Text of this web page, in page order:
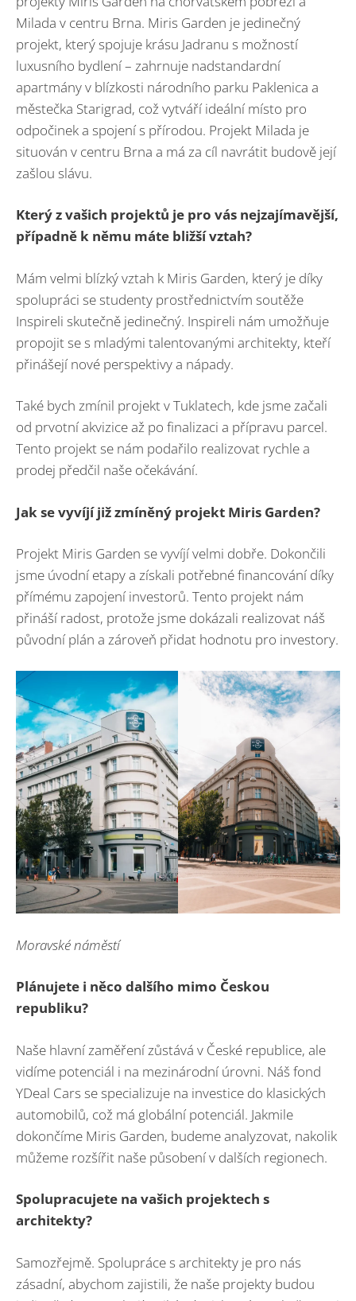
Milada v centru Brna. Miris Garden je jedinečný
projekt, který spojuje krásu Jadranu s možností
luxusního bydlení – zahrnuje nadstandardní
apartmány v blízkosti národního parku Paklenica a
městečka Starigrad, což vytváří ideální místo pro
odpočinek a spojení s přírodou. Projekt Milada je
situován v centru Brna a má za cíl navrátit budově její
zašlou slávu.
Který z vašich projektů je pro vás nejzajímavější,
případně k němu máte bližší vztah?
Mám velmi blízký vztah k Miris Garden, který je díky
spolupráci se studenty prostřednictvím soutěže
Inspireli skutečně jedinečný. Inspireli nám umožňuje
propojit se s mladými talentovanými architekty, kteří
přinášejí nové perspektivy a nápady.
Také bych zmínil projekt v Tuklatech, kde jsme začali
od prvotní akvizice až po finalizaci a přípravu parcel.
Tento projekt se nám podařilo realizovat rychle a
prodej předčil naše očekávání.
Jak se vyvíjí již zmíněný projekt Miris Garden?
Projekt Miris Garden se vyvíjí velmi dobře. Dokončili
jsme úvodní etapy a získali potřebné financování díky
přímému zapojení investorů. Tento projekt nám
přináší radost, protože jsme dokázali realizovat náš
původní plán a zároveň přidat hodnotu pro investory.
Moravské náměstí
Plánujete i něco dalšího mimo Českou
republiku?
Naše hlavní zaměření zůstává v České republice, ale
vidíme potenciál i na mezinárodní úrovni. Náš fond
YDeal Cars se specializuje na investice do klasických
automobilů, což má globální potenciál. Jakmile
dokončíme Miris Garden, budeme analyzovat, nakolik
můžeme rozšířit naše působení v dalších regionech.
Spolupracujete na vašich projektech s
architekty?
Samozřejmě. Spolupráce s architekty je pro nás
zásadní, abychom zajistili, že naše projekty budou